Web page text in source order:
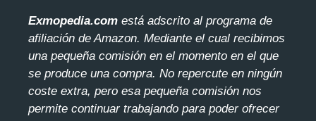
Exmopedia.com está adscrito al programa de
afiliación de Amazon. Mediante el cual recibimos
una pequeña comisión en el momento en el que
se produce una compra. No repercute en ningún
coste extra, pero esa pequeña comisión nos
permite continuar trabajando para poder ofrecer